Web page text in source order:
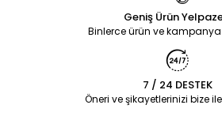
Geniş Ürün
Binlerce ürün ve
7 / 24 DESTEK
Öneri ve şikayetlerinizi bize